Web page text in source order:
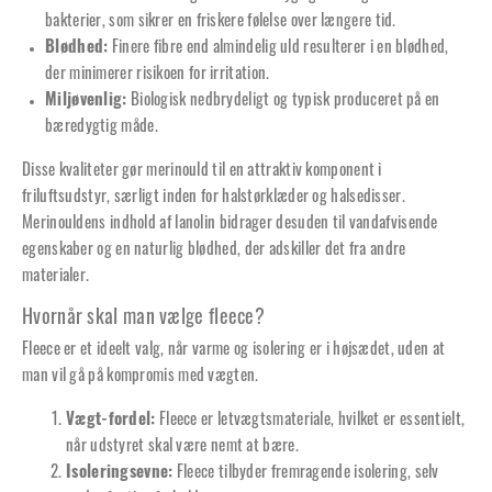
bakterier, som sikrer en friskere følelse over længere tid.
Blødhed: Finere fibre end almindelig uld resulterer i en blødhed,
der minimerer risikoen for irritation.
Miljøvenlig: Biologisk nedbrydeligt og typisk produceret på en
bæredygtig måde.
Disse kvaliteter gør merinould til en attraktiv komponent i
friluftsudstyr, særligt inden for halstørklæder og halsedisser.
Merinouldens indhold af lanolin bidrager desuden til vandafvisende
egenskaber og en naturlig blødhed, der adskiller det fra andre
materialer.
Hvornår skal man vælge fleece?
Fleece er et ideelt valg, når varme og isolering er i højsædet, uden at
man vil gå på kompromis med vægten.
Vægt-fordel: Fleece er letvægtsmateriale, hvilket er essentielt,
når udstyret skal være nemt at bære.
Isoleringsevne: Fleece tilbyder fremragende isolering, selv